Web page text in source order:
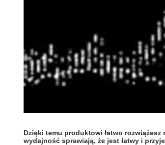
Dzięki temu produktowi łatwo
wydajność sprawiają, że jest łatwy i